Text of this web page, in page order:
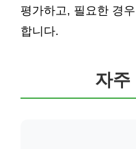
평가하고, 필요한 경
합니다.
자주